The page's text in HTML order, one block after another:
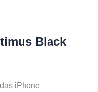
Black
iPhone